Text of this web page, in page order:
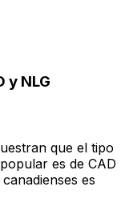
y NLG
que el tipo
es de CAD
es